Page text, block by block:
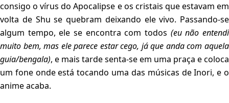
consigo o vírus do Apocalipse e os cristais que estavam em
volta de Shu se quebram deixando ele vivo. Passando-se
algum tempo, ele se encontra com todos (eu não entendi
muito bem, mas ele parece estar cego, já que anda com aquela
guia/bengala), e mais tarde senta-se em uma praça e coloca
um fone onde está tocando uma das músicas de Inori, e o
anime acaba.